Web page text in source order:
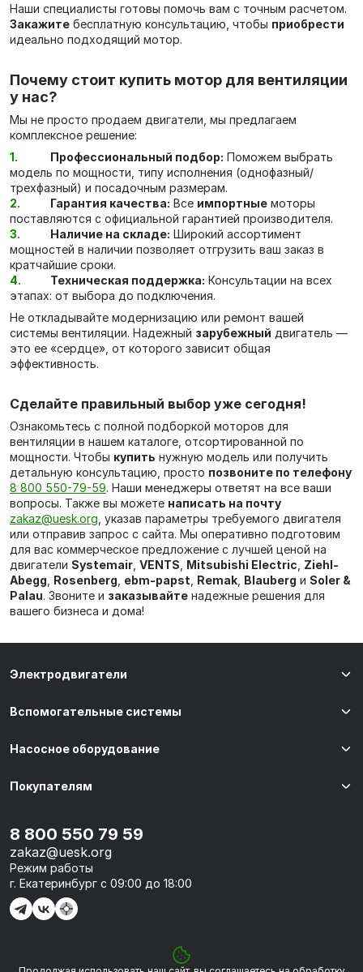
Наши специалисты готовы помочь вам с точным расчетом.
Закажите бесплатную консультацию, чтобы приобрести
идеально подходящий мотор.
Почему стоит купить мотор для вентиляции
у нас?
Мы не просто продаем двигатели, мы предлагаем
комплексное решение:
Профессиональный подбор: Поможем выбрать
модель по мощности, типу исполнения (однофазный/
трехфазный) и посадочным размерам.
Гарантия качества: Все импортные моторы
поставляются с официальной гарантией производителя.
Наличие на складе: Широкий ассортимент
мощностей в наличии позволяет отгрузить ваш заказ в
кратчайшие сроки.
Техническая поддержка: Консультации на всех
этапах: от выбора до подключения.
Не откладывайте модернизацию или ремонт вашей
системы вентиляции. Надежный зарубежный двигатель —
это ее «сердце», от которого зависит общая
эффективность.
Сделайте правильный выбор уже сегодня!
Ознакомьтесь с полной подборкой моторов для
вентиляции в нашем каталоге, отсортированной по
мощности. Чтобы купить нужную модель или получить
детальную консультацию, просто позвоните по телефону
8 800 550-79-59. Наши менеджеры ответят на все ваши
вопросы. Также вы можете написать на почту
zakaz@uesk.org , указав параметры требуемого двигателя
или отправив запрос с сайта. Мы оперативно подготовим
для вас коммерческое предложение с лучшей ценой на
двигатели Systemair VENTS Mitsubishi Electric Ziehl-
Abegg Rosenberg ebm-papst Remak Blauberg и Soler &
Palau. Звоните и заказывайте надежные решения для
вашего бизнеса и дома!
Электродвигатели
Вспомогательные системы
Насосное оборудование
Покупателям
8 800 550 79 59
zakaz@uesk.org
Режим работы
г. Екатеринбург с 09:00 до 18:00